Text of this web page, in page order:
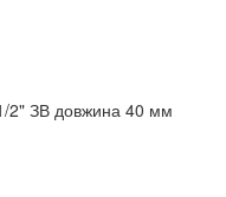
2" ЗВ довжина 40 мм